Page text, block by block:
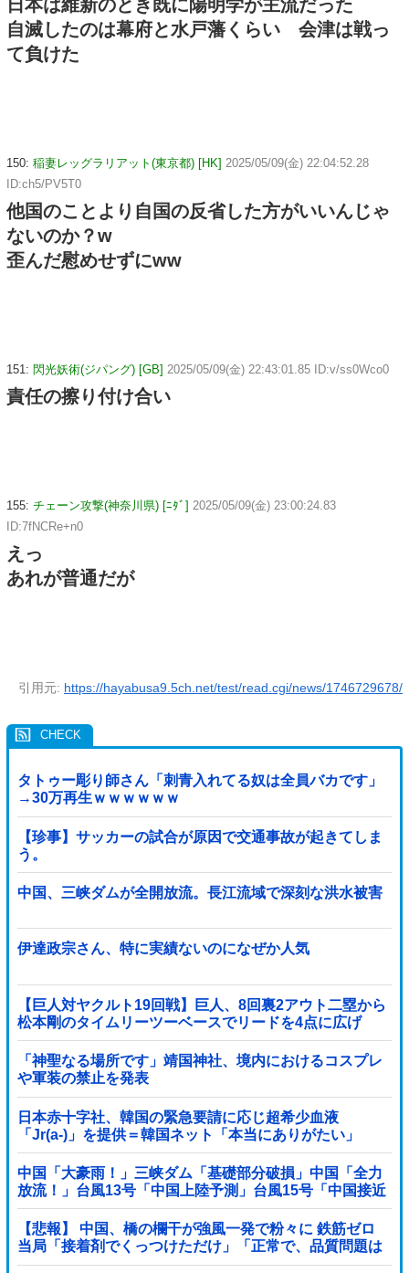
日本は維新のとき既に陽明学が主流だった
自滅したのは幕府と水戸藩くらい 会津は戦っ
て負けた
150: 稲妻レッグラリアット(東京都) [HK] 2025/05/09(金) 22:04:52.28
ID:ch5/PV5T0
他国のことより自国の反省した方がいいんじゃ
ないのか？w
歪んだ慰めせずにww
151: 閃光妖術(ジパング) [GB] 2025/05/09(金) 22:43:01.85 ID:v/ss0Wco0
責任の擦り付け合い
155: チェーン攻撃(神奈川県) [ﾆﾀﾞ] 2025/05/09(金) 23:00:24.83
ID:7fNCRe+n0
えっ
あれが普通だが
引用元: https://hayabusa9.5ch.net/test/read.cgi/news/1746729678/
タトゥー彫り師さん「刺青入れてる奴は全員バカです」
→30万再生ｗｗｗｗｗｗ
【珍事】サッカーの試合が原因で交通事故が起きてしま
う。
中国、三峡ダムが全開放流。長江流域で深刻な洪水被害
伊達政宗さん、特に実績ないのになぜか人気
【巨人対ヤクルト19回戦】巨人、8回裏2アウト二塁から
松本剛のタイムリーツーベースでリードを4点に広げ
る！！！！！！！！他
「神聖なる場所です」靖国神社、境内におけるコスプレ
や軍装の禁止を発表
日本赤十字社、韓国の緊急要請に応じ超希少血液
「Jr(a-)」を提供＝韓国ネット「本当にありがたい」
中国「大豪雨！」三峡ダム「基礎部分破損」中国「全力
放流！」台風13号「中国上陸予測」台風15号「中国接近
（画像」中国「台風同時上陸！（穀物生産が壊滅危機」
→
【悲報】 中国、橋の欄干が強風一発で粉々に 鉄筋ゼロ
当局「接着剤でくっつけただけ」「正常で、品質問題は
ない」